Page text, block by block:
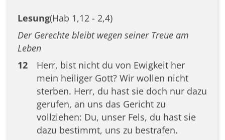
Lesung(Hab 1,12 - 2,4)
Der Gerechte bleibt wegen seiner Treue am
Leben
12
Herr, bist nicht du von Ewigkeit her
mein heiliger Gott? Wir wollen nicht
sterben. Herr, du hast sie doch nur dazu
gerufen, an uns das Gericht zu
vollziehen: Du, unser Fels, du hast sie
dazu bestimmt, uns zu bestrafen.